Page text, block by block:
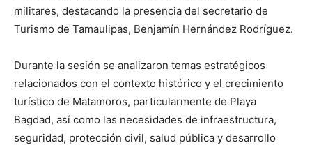
militares, destacando la presencia del secretario de
Turismo de Tamaulipas, Benjamín Hernández Rodríguez.
Durante la sesión se analizaron temas estratégicos
relacionados con el contexto histórico y el crecimiento
turístico de Matamoros, particularmente de Playa
Bagdad, así como las necesidades de infraestructura,
seguridad, protección civil, salud pública y desarrollo